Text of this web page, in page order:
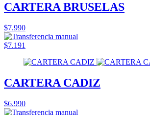
CARTERA BRUSELAS
$7.990
$7.191
CARTERA CADIZ
$6.990